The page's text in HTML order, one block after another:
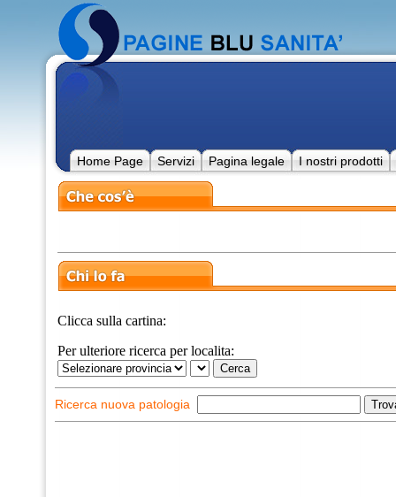
Home Page Servizi Pagina legale I nostri prodotti
Clicca sulla cartina:
Per ulteriore ricerca per localita:
Ricerca nuova patologia